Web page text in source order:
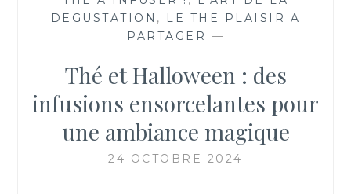
DEGUSTATION , LE THE PLAISIR A
PARTAGER —
Thé et Halloween : des
infusions ensorcelantes pour
une ambiance magique
24 OCTOBRE 2024